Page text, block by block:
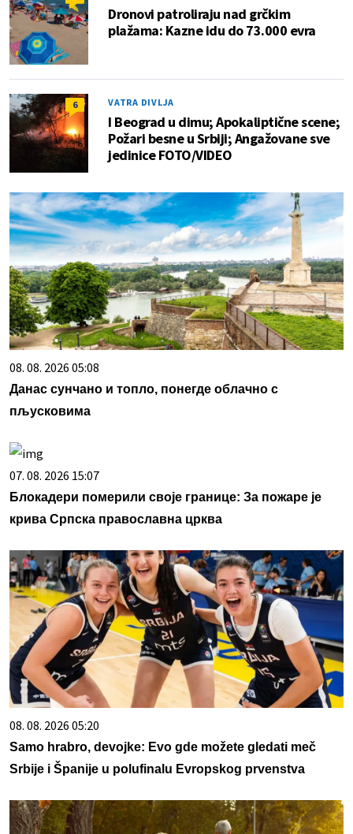
Dronovi patroliraju nad grčkim
plažama: Kazne idu do 73.000 evra
6 VATRA DIVLJA
I Beograd u dimu; Apokaliptične scene;
Požari besne u Srbiji; Angažovane sve
jedinice FOTO/VIDEO
08. 08. 2026 05:08
Данас сунчано и топло, понегде облачно с
пљусковима
07. 08. 2026 15:07
Блокадери померили своје границе: За пожаре је
крива Српска православна црква
08. 08. 2026 05:20
Samo hrabro, devojke: Evo gde možete gledati meč
Srbije i Španije u polufinalu Evropskog prvenstva